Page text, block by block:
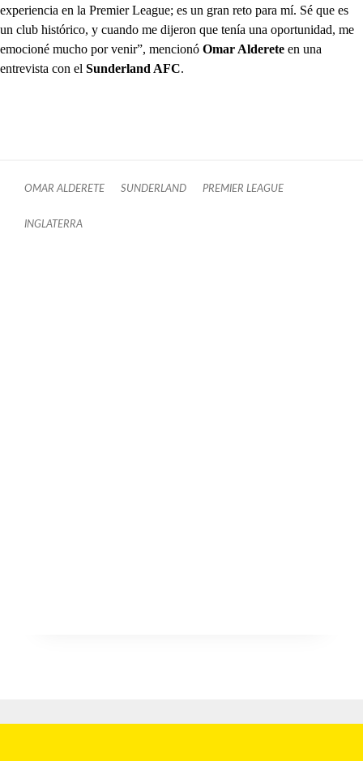
experiencia en la Premier League; es un gran reto para mí. Sé que es
un club histórico, y cuando me dijeron que tenía una oportunidad, me
emocioné mucho por venir”, mencionó Omar Alderete en una
entrevista con el Sunderland AFC.
OMAR ALDERETE SUNDERLAND PREMIER LEAGUE
INGLATERRA